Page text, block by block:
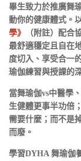
畢生致力於推廣舞
動你的健康體式。
學》
（附註）配合
最舒適穩定且自在
度切入、享受合一
瑜伽練習與授課的
當舞瑜伽vs中醫學
生健體更事半功倍
需要什麼；而不是
而廢。
學習DYHA 舞瑜伽